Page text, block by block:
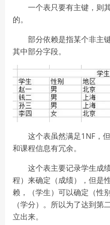
一个表只要有主键，则
的。
部分依赖是指某个非主
其中部分字段。
这个表虽然满足1NF，
和课程信息有冗余。
这个表主要记录学生成
程）来确定（成绩），但是
赖，（学生）可以确定（性
（学分）。所以为了达到第
立出来。